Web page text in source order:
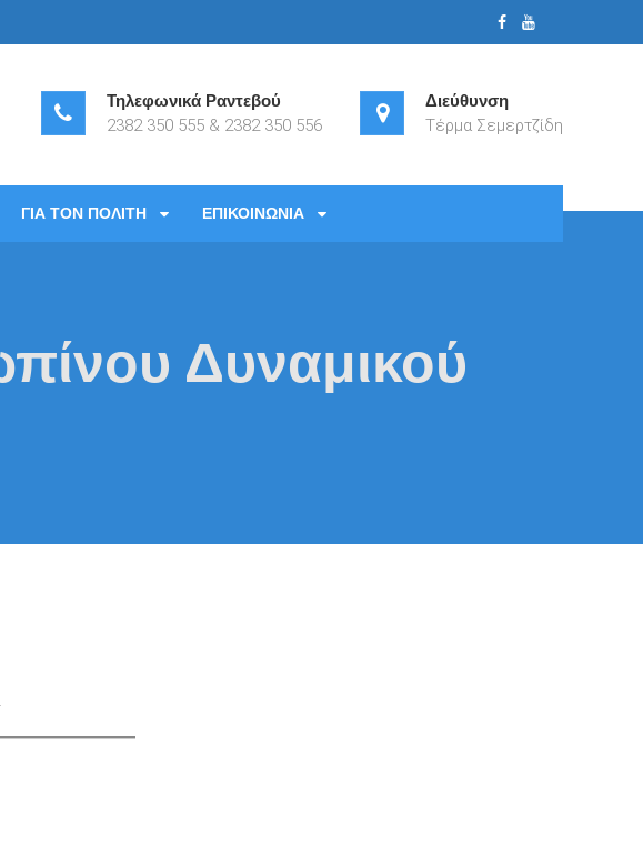
Τηλεφωνικά Ραντεβού
2382 350 555 & 2382 350 556
Διεύθυνση
Τέρμα Σεμερτζίδη
ΓΙΑ ΤΟΝ ΠΟΛΙΤΗ ΕΠΙΚΟΙΝΩΝΙΑ
Δυναμικού